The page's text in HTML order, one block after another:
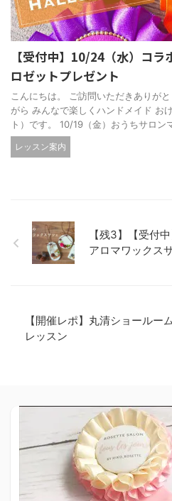
【受付中】10/24（水）コ
ロゼットプレゼント
こんにちは。 ご訪問いただきありが
がら みんなで楽しくハンドメイド お
ト）です。 10/19（金）おうちサロン
レッスン案内
【残3】【受付
アロマワックス
【開催レポ】丸清ショールー
レッスン